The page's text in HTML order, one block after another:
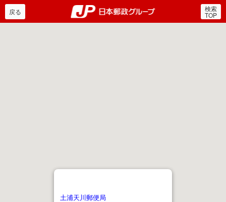
郵便局・日本郵政グルー
戻る 検索
TOP
土浦天川郵便局